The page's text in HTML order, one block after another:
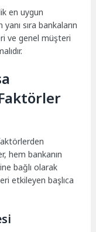
en uygun
sıra bankaların
ve genel müşteri
hem bankanın
bağlı olarak
etkileyen başlıca